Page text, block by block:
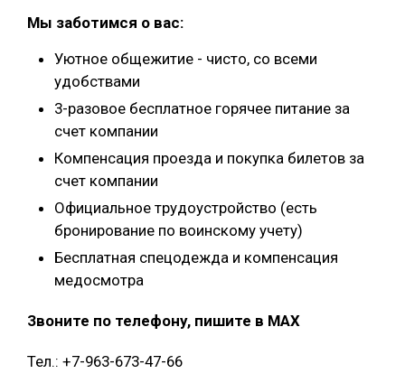
Мы заботимся о вас:
Уютное общежитие - чисто, со всеми
удобствами
3-разовое бесплатное горячее питание за
счет компании
Компенсация проезда и покупка билетов за
счет компании
Официальное трудоустройство (есть
бронирование по воинскому учету)
Бесплатная спецодежда и компенсация
медосмотра
Звоните по телефону, пишите в MAX
Тел.: +7-963-673-47-66